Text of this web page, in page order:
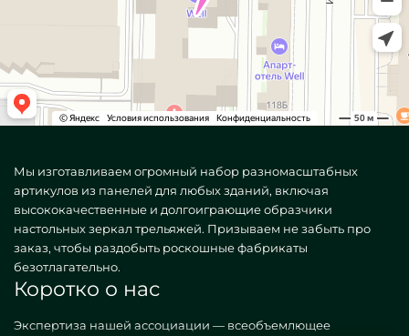
Мы изготавливаем огромный набор разномасштабных
артикулов из панелей для любых зданий, включая
высококачественные и долгоиграющие образчики
настольных зеркал трельяжей. Призываем не забыть про
заказ, чтобы раздобыть роскошные фабрикаты
безотлагательно.
Коротко о нас
Экспертиза нашей ассоциации — всеобъемлющее